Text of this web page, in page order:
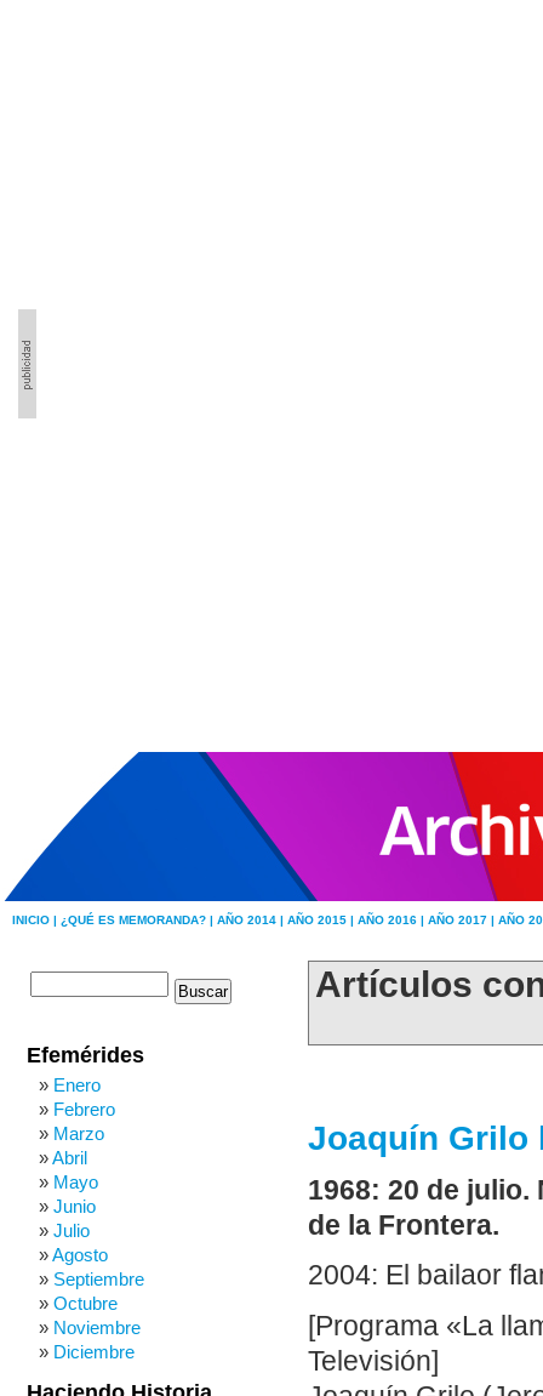
INICIO | ¿QUÉ ES MEMORANDA? | AÑO 2014 | AÑO 2015 | AÑO 2016 | AÑO 2017 | AÑO
Artículos
Joaquín Grilo
1968: 20 de
de la Frontera.
2004: El bailaor
[Programa «La
Televisión]
Efemérides
Enero
Febrero
Marzo
Abril
Mayo
Junio
Julio
Agosto
Septiembre
Octubre
Noviembre
Diciembre